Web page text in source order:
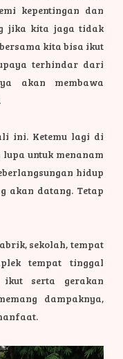
kepentingan dan
jika kita jaga tidak
kita bisa ikut
terhindar dari
akan membawa
ini. Ketemu lagi di
untuk menanam
hidup
akan datang. Tetap
sekolah, tempat
tempat tinggal
ikut serta gerakan
dampaknya,